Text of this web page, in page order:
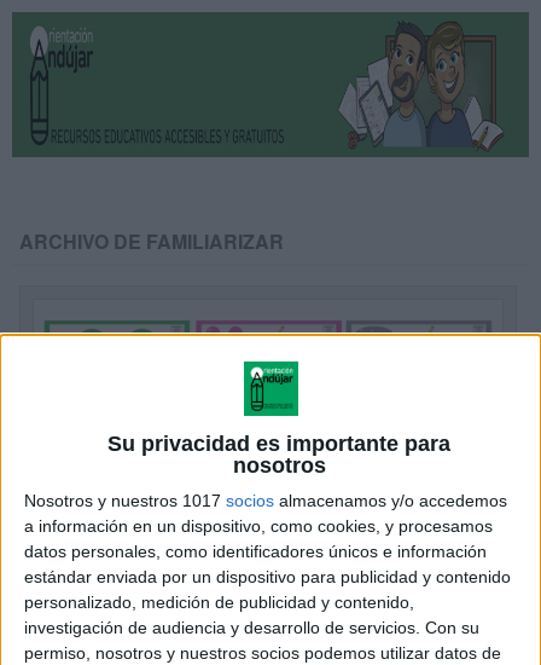
Su privacidad es importante para
nosotros
Nosotros y nuestros 1017 socios almacenamos y/o accedemos
a información en un dispositivo, como cookies, y procesamos
datos personales, como identificadores únicos e información
estándar enviada por un dispositivo para publicidad y contenido
personalizado, medición de publicidad y contenido,
investigación de audiencia y desarrollo de servicios. Con su
permiso, nosotros y nuestros socios podemos utilizar datos de
ARCHIVO DE FAMILIARIZAR
Estupendo cuaderno de lectoescritura de
trabadas
Publicado el 22 octubre, 2023